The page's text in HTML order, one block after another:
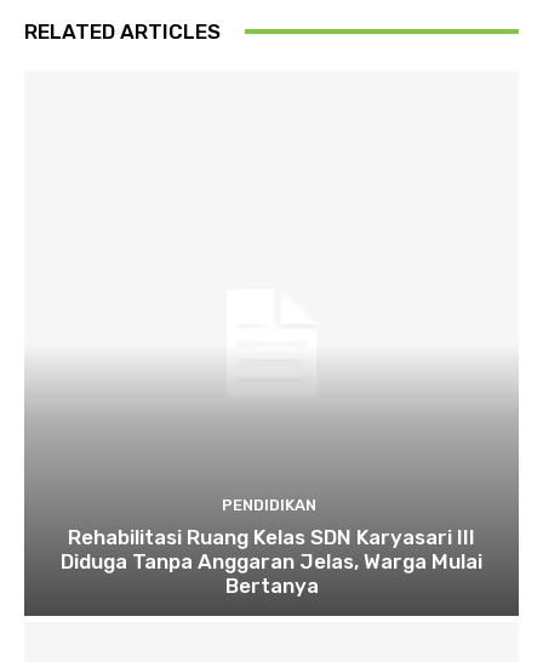
RELATED ARTICLES
PENDIDIKAN
Rehabilitasi Ruang Kelas SDN Karyasari III
Diduga Tanpa Anggaran Jelas, Warga Mulai
Bertanya